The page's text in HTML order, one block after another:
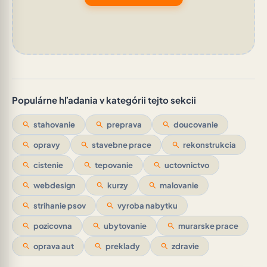
Populárne hľadania v kategórii tejto sekcii
search stahovanie search preprava search doucovanie
search opravy search stavebne prace search rekonstrukcia
search cistenie search tepovanie search uctovnictvo
search webdesign search kurzy search malovanie
search strihanie psov search vyroba nabytku
search pozicovna search ubytovanie search murarske prace
search oprava aut search preklady search zdravie